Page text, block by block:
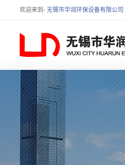
欢迎来到- 无锡市华润环保设备有限公司